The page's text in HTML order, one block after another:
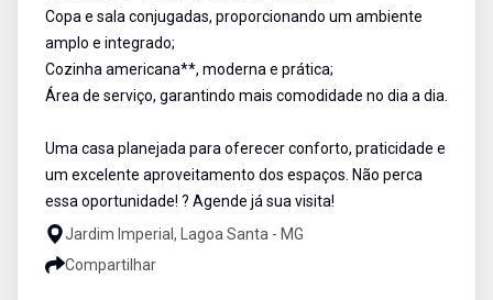
Copa e sala conjugadas, proporcionando um ambiente
amplo e integrado;
Cozinha americana**, moderna e prática;
Área de serviço, garantindo mais comodidade no dia a dia.
Uma casa planejada para oferecer conforto, praticidade e
um excelente aproveitamento dos espaços. Não perca
essa oportunidade! ? Agende já sua visita!
Jardim Imperial, Lagoa Santa - MG
Compartilhar